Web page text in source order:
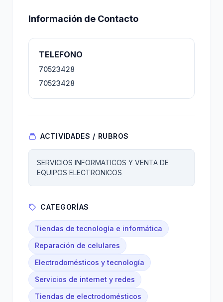
Información de Contacto
TELEFONO
70523428
70523428
ACTIVIDADES / RUBROS
SERVICIOS INFORMATICOS Y VENTA DE
EQUIPOS ELECTRONICOS
CATEGORÍAS
Tiendas de tecnología e informática
Reparación de celulares
Electrodomésticos y tecnología
Servicios de internet y redes
Tiendas de electrodomésticos